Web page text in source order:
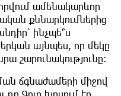
ամենակարևոր
քննարկումներից
ինչպե՞ս
այնպես, որ մեկը
շարունակությունը։
ճգնաժամերի միջով